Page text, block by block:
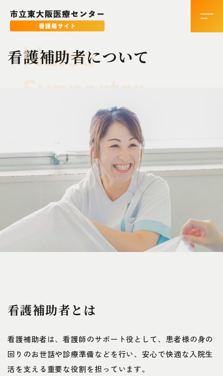
看護補助者について
Nurse
看護補助者とは
看護補助者は、看護師のサポート役として、患者様の身の
回りのお世話や診療準備などを行い、安心で快適な入院生
活を支える重要な役割を担っています。